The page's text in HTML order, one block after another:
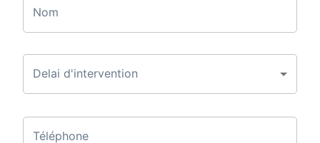
Nom
Delai d'intervention
Téléphone